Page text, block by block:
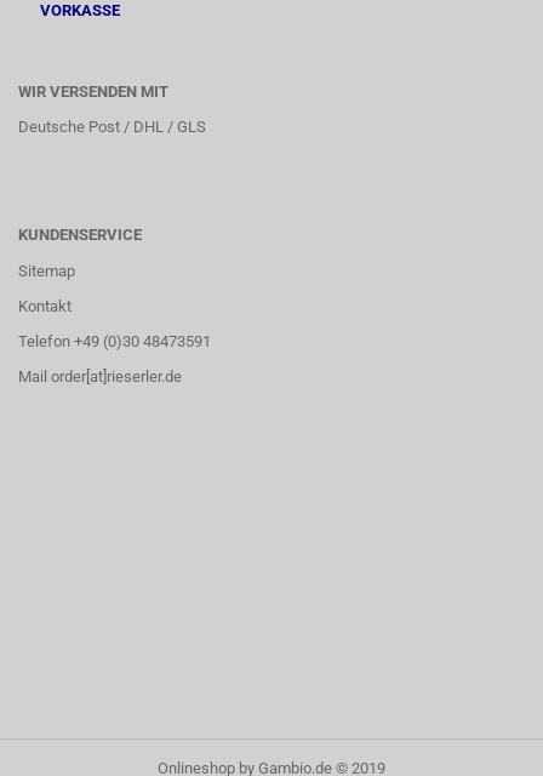
VORKASSE
WIR VERSENDEN MIT
Deutsche Post / DHL / GLS
KUNDENSERVICE
Sitemap
Kontakt
Telefon +49 (0)30 48473591
Mail order[at]rieserler.de
Onlineshop by Gambio.de © 2019